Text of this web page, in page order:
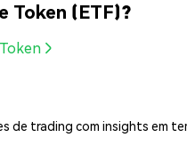
Token (ETF)?
trading com insights em